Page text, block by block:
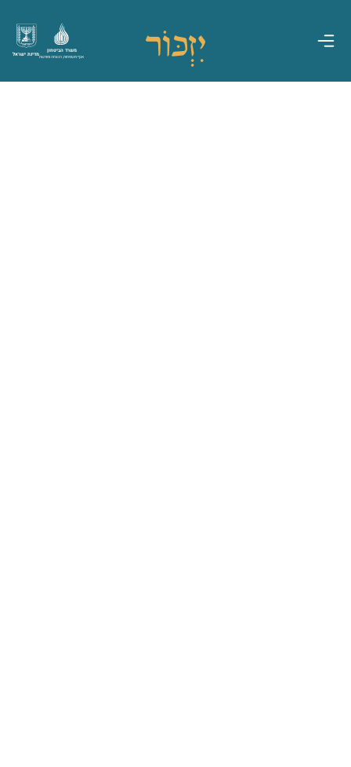
מדינת ישראל
משרד הביטחון
אגף משפחות, הנצחה ומורשת